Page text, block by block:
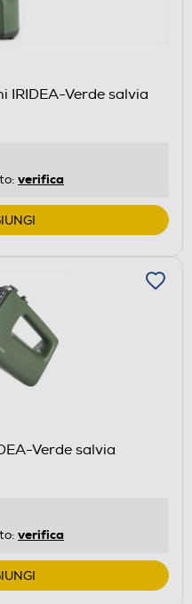
IRIDEA-Verde salvia
verifica
Verde salvia
verifica